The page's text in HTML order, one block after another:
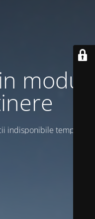
modul
indisponibile temporar!